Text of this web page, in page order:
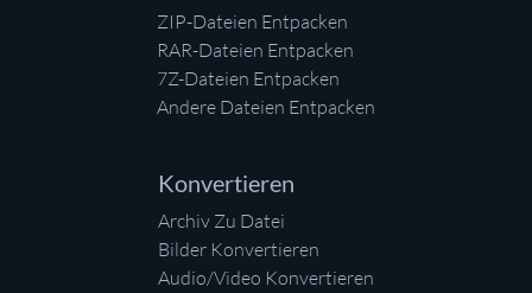
ZIP-Dateien Entpacken
RAR-Dateien Entpacken
7Z-Dateien Entpacken
Andere Dateien Entpacken
Konvertieren
Archiv Zu Datei
Bilder Konvertieren
Audio/Video Konvertieren